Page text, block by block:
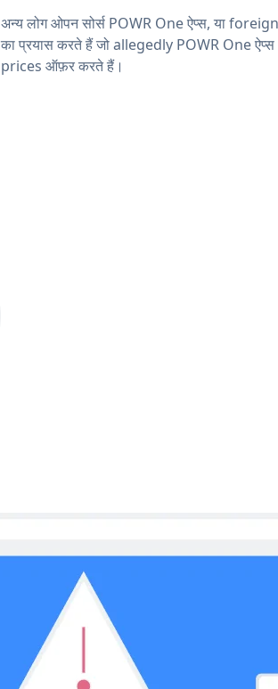
अन्य लोग ओपन सोर्स POWR One ऐप्स, या
का प्रयास करते हैं जो allegedly POWR One
prices ऑफ़र करते हैं।